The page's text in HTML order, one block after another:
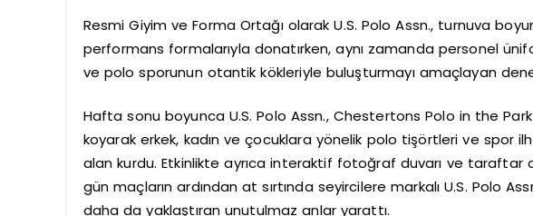
Resmi Giyim ve Forma Ortağı olarak U.S. Polo Assn., turnuva
performans formalarıyla donatırken, aynı zamanda personel
ve polo sporunun otantik kökleriyle buluşturmayı amaçlayan
Hafta sonu boyunca U.S. Polo Assn., Chestertons Polo in the
koyarak erkek, kadın ve çocuklara yönelik polo tişörtleri ve spor
alan kurdu. Etkinlikte ayrıca interaktif fotoğraf duvarı ve taraftar
gün maçların ardından at sırtında seyircilere markalı U.S. Polo
daha da yaklaştıran unutulmaz anlar yarattı.